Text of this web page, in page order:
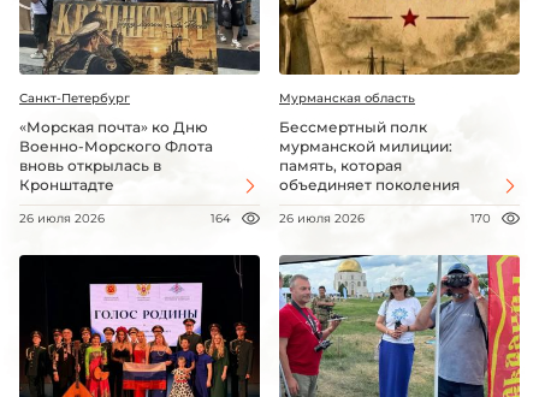
Санкт-Петербург
«Морская почта» ко Дню
Военно-Морского Флота
вновь открылась в
Кронштадте
26 июля 2026 164
Мурманская область
Бессмертный полк
мурманской милиции:
память, которая
объединяет поколения
26 июля 2026 170